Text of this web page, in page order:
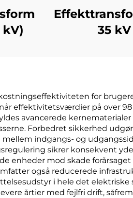
kV)
35 kV
for
effektivitetsværdier på over
avancerede kernematerialer
Forbedret sikkerhed
indgangs- og
sikrer konsekvent
enheder mod skade forårsaget
også reducerede
i hele det elektriske
årtier med fejlfri drift,